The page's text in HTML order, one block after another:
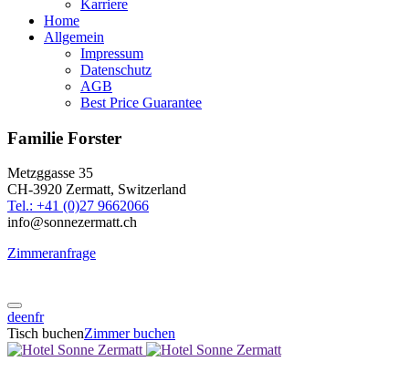
Karriere
Home
Allgemein
Impressum
Datenschutz
AGB
Best Price Guarantee
Familie Forster
Metzggasse 35
CH-3920 Zermatt, Switzerland
Tel.: +41 (0)27 9662066
info@sonnezermatt.ch
Zimmeranfrage
deenfr
Tisch buchenZimmer buchen